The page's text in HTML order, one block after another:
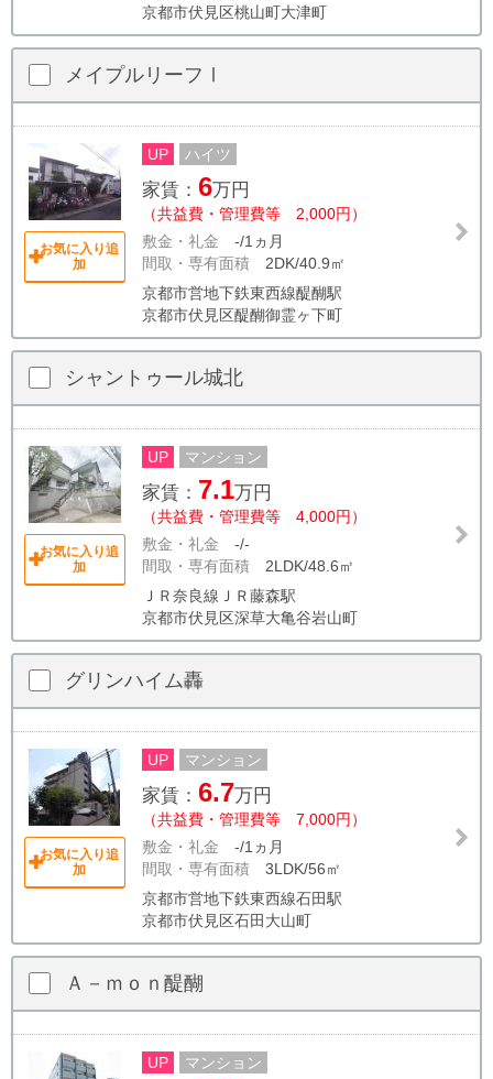
京都市伏見区桃山町大津町
メイプルリーフⅠ
お気に入り追
加
UP ハイツ
家賃： 6万円
（共益費・管理費等 2,000円）
敷金・礼金 -/1ヵ月
間取・専有面積 2DK/40.9㎡
京都市営地下鉄東西線醍醐駅
京都市伏見区醍醐御霊ヶ下町
シャントゥール城北
お気に入り追
加
UP マンション
家賃： 7.1万円
（共益費・管理費等 4,000円）
敷金・礼金 -/-
間取・専有面積 2LDK/48.6㎡
ＪＲ奈良線ＪＲ藤森駅
京都市伏見区深草大亀谷岩山町
グリンハイム轟
お気に入り追
加
UP マンション
家賃： 6.7万円
（共益費・管理費等 7,000円）
敷金・礼金 -/1ヵ月
間取・専有面積 3LDK/56㎡
京都市営地下鉄東西線石田駅
京都市伏見区石田大山町
Ａ－ｍｏｎ醍醐
UP マンション